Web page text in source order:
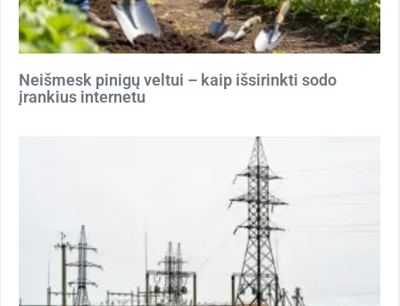
Neišmesk pinigų veltui – kaip išsirinkti sodo
įrankius internetu